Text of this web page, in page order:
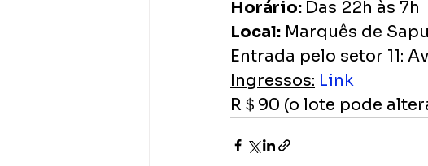
Horário: Das 22h às 7h
Local: Marquês de
Entrada pelo setor 11:
Ingressos: Link
R＄90 (o lote pode